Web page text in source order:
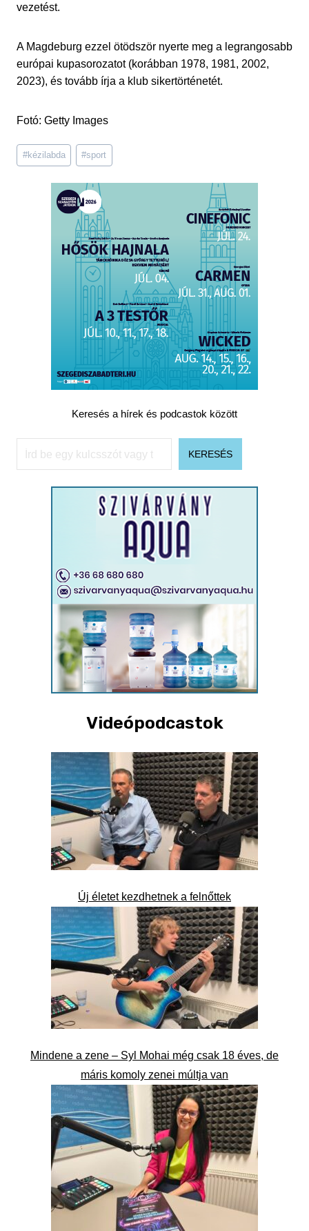
vezetést.
A Magdeburg ezzel ötödször nyerte meg a legrangosabb
európai kupasorozatot (korábban 1978, 1981, 2002,
2023), és tovább írja a klub sikertörténetét.
Fotó: Getty Images
Post
Tags:
#kézilabda #sport
Keresés a hírek és podcastok között
Keresés
KERESÉS
Videópodcastok
Új életet kezdhetnek a felnőttek
Mindene a zene – Syl Mohai még csak 18 éves, de
máris komoly zenei múltja van